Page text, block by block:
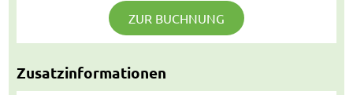
ZUR BUCHNUNG
Zusatzinformationen